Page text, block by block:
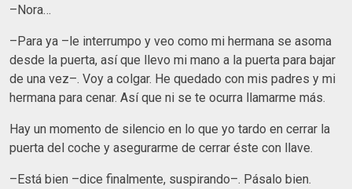
–Nora…
–Para ya –le interrumpo y veo como mi hermana se asoma
desde la puerta, así que llevo mi mano a la puerta para bajar
de una vez–. Voy a colgar. He quedado con mis padres y mi
hermana para cenar. Así que ni se te ocurra llamarme más.
Hay un momento de silencio en lo que yo tardo en cerrar la
puerta del coche y asegurarme de cerrar éste con llave.
–Está bien –dice finalmente, suspirando–. Pásalo bien.